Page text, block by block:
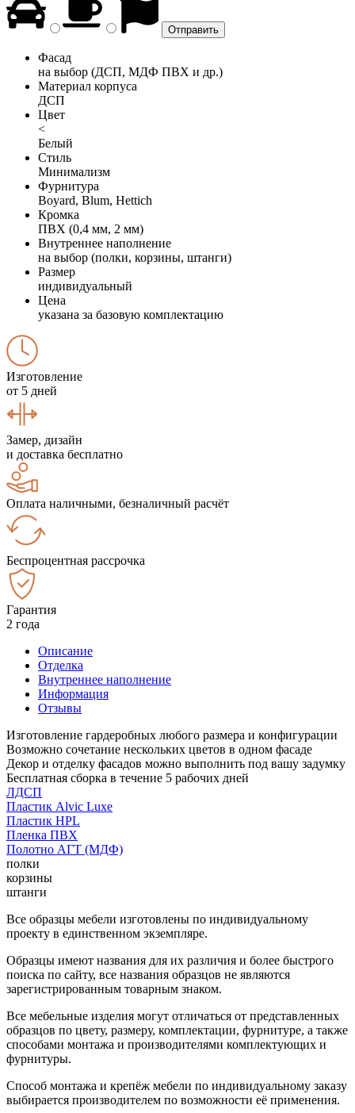
Фасад
на выбор (ДСП, МДФ ПВХ и др.)
Материал корпуса
ДСП
Цвет
<
Белый
Стиль
Минимализм
Фурнитура
Boyard, Blum, Hettich
Кромка
ПВХ (0,4 мм, 2 мм)
Внутреннее наполнение
на выбор (полки, корзины, штанги)
Размер
индивидуальный
Цена
указана за базовую комплектацию
Изготовление
от 5 дней
Замер, дизайн
и доставка бесплатно
Оплата наличными, безналичный расчёт
Беспроцентная рассрочка
Гарантия
2 года
Описание
Отделка
Внутреннее наполнение
Информация
Отзывы
Изготовление гардеробных любого размера и конфигурации
Возможно сочетание нескольких цветов в одном фасаде
Декор и отделку фасадов можно выполнить под вашу задумку
Бесплатная сборка в течение 5 рабочих дней
ЛДСП
Пластик Alvic Luxe
Пластик HPL
Пленка ПВХ
Полотно АГТ (МДФ)
полки
корзины
штанги
Все образцы мебели изготовлены по индивидуальному
проекту в единственном экземпляре.
Образцы имеют названия для их различия и более быстрого
поиска по сайту, все названия образцов не являются
зарегистрированным товарным знаком.
Все мебельные изделия могут отличаться от представленных
образцов по цвету, размеру, комплектации, фурнитуре, а также
способами монтажа и производителями комплектующих и
фурнитуры.
Способ монтажа и крепёж мебели по индивидуальному заказу
выбирается производителем по возможности её применения.